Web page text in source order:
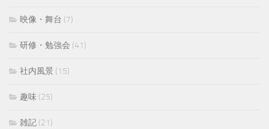
映像・舞台 (7)
研修・勉強会 (41)
社内風景 (15)
趣味 (25)
雑記 (21)